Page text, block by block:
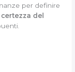
per definire
certezza del